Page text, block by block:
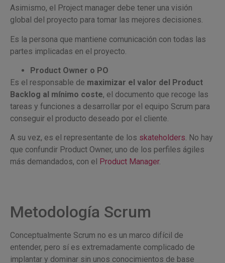
Asimismo, el Project manager debe tener una visión
global del proyecto para tomar las mejores decisiones.
Es la persona que mantiene comunicación con todas las
partes implicadas en el proyecto.
Product Owner o PO
Es el responsable de maximizar el valor del Product
Backlog al mínimo coste, el documento que recoge las
tareas y funciones a desarrollar por el equipo Scrum para
conseguir el producto deseado por el cliente.
A su vez, es el representante de los skateholders. No hay
que confundir Product Owner, uno de los perfiles ágiles
más demandados, con el
Product Manager.
Metodología Scrum
Conceptualmente Scrum no es un marco difícil de
entender, pero sí es extremadamente complicado de
implantar y dominar sin unos conocimientos de base